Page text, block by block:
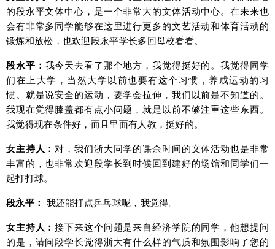
的段永平文体中心，是一个非常大的文体活动中心。在未来也
会有非常多同学能够在这里进行更多的文艺活动和体育活动的
锻炼和放松，也欢迎段永平学长多回母校看看。
段永平： 我今天去看了那个地方，我觉得挺好的。我觉得同学
们在上大学，当然大学以前也要有这个习惯，养成运动的习
惯。就是说安全的运动，要学会拉伸，我们以前是不知道的。
我现在觉得膝盖都有点小问题，就是以前不够注重这些东西。
我觉得现在条件好，而且里面有人教，挺好的。
女主持人：对，我们浙大同学的课余时间的文体活动也是非常
丰富的，也非常欢迎段学长到时候回到建好的场馆和同学们一
起打打球。
段永平： 我还能打点乒乓球呢，我觉得。
女主持人：接下来这个问题是来自经济学院的同学，他想提问
的是，请问段学长觉得浙大有什么样的气质和氛围影响了您的